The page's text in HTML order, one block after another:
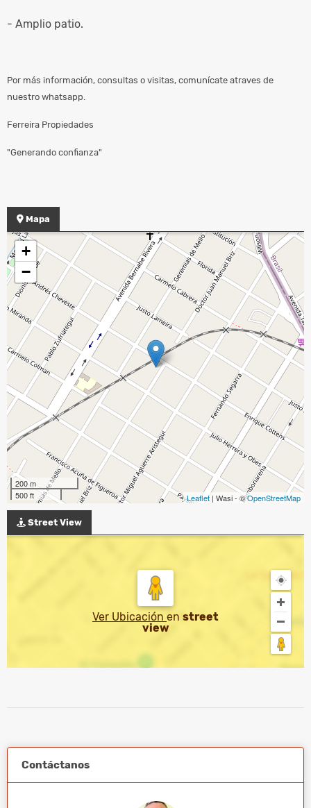
- Amplio patio.
Por más información, consultas o visitas, comunícate atraves de
nuestro whatsapp.
Ferreira Propiedades
"Generando confianza"
Mapa
+
−
200 m
500 ft
Leaflet | Wasi - ©OpenStreetMap
Street View
Ver Ubicación en street
view
Contáctanos